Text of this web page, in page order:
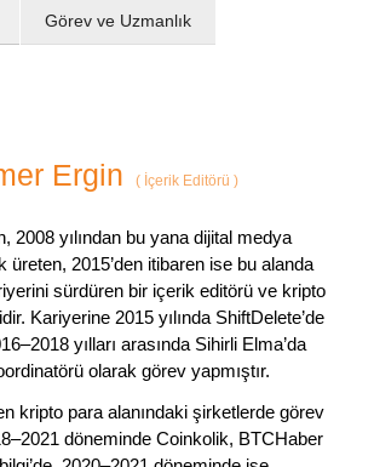
Görev ve Uzmanlık
Ergin (İçerik Editörü )
2008 yılından bu yana dijital medya
üreten, 2015’den itibaren ise bu alanda
sürdüren bir içerik editörü ve kripto
Kariyerine 2015 yılında ShiftDelete’de
yılları arasında Sihirli Elma’da
olarak görev yapmıştır.
kripto para alanındaki şirketlerde görev
döneminde Coinkolik, BTCHaber